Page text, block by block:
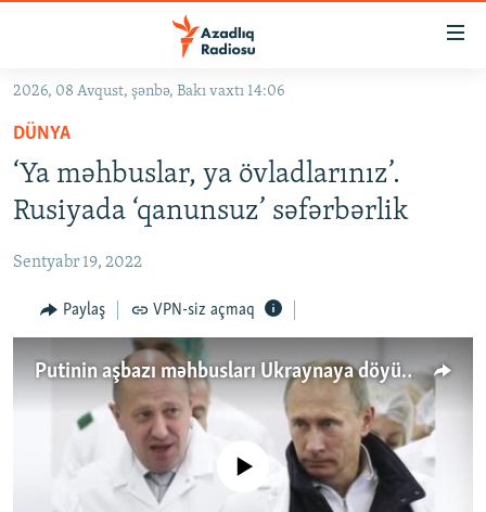
Əsas
qayıt
Əsas
naviqasiyaya
qayıt
Axtarışa
KORRUPSIOMETR
#ƏSLINDƏ
FƏRQƏ BAX
QANUNI DOĞRU
MULTIMEDIA
VIDEO
FOTOQALEREYA
RADIO ARXIV
OXU ZALI
AZƏRBAYCAN ƏDƏBIYYATI KITABXANASI
HAQQIMIZDA
2026, 08 Avqust, şənbə, Bakı vaxtı 14:06
DÜNYA
‘Ya məhbuslar, ya övladlarınız’.
Rusiyada ‘qanunsuz’ səfərbərlik
Sentyabr 19, 2022
Paylaş VPN-siz açmaq
Putinin aşbazı məhbusları Ukraynaya döyüşə göndərir
No media source currently available